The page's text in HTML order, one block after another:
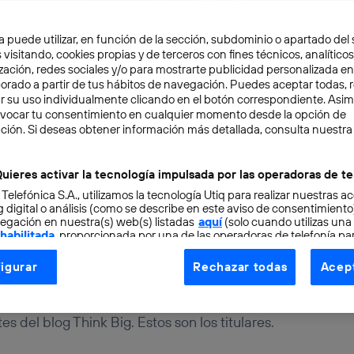
3 min
en un minuto. La
la sociedad
con otra edición de “La semana en un
del blog Think Big. Estos son los titulares.
puede utilizar, en función de la sección, subdominio o apartado del
visitando, cookies propias y de terceros con fines técnicos,
redes sociales y/o para mostrarte publicidad personalizada
a partir de tus hábitos de navegación. Puedes aceptar todas,
su uso individualmente clicando en el botón correspondiente.
tu consentimiento en cualquier momento desde la opción de
Si deseas obtener información más detallada, consulta nuestra
activar la tecnología impulsada por las operadoras de
S.A., utilizamos la tecnología Utiq para realizar nuestras
digital o análisis (como se describe en este aviso de
en nuestra(s) web(s) listadas aquí(solo cuando utilizas una
, proporcionada por una de las operadoras de telefonía
consentimiento en cada página web).
Utiq está diseñada con la privacidad como prioridad
dirección IP y otra información de la cuenta de cliente de
a la conexión que utilizas (p. ej., número de teléfono móvil).
Rechazar todas